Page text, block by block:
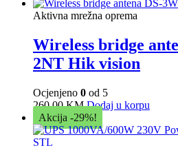
Aktivna mrežna oprema
Wireless bridge
2NT Hik vision
Ocjenjeno 0 od 5
260,00KM Dodaj u korpu
Akcija -29%!